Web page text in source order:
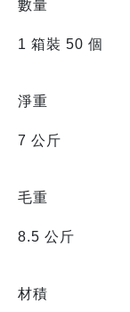
數量
1 箱裝 50 個
淨重
7 公斤
毛重
8.5 公斤
材積